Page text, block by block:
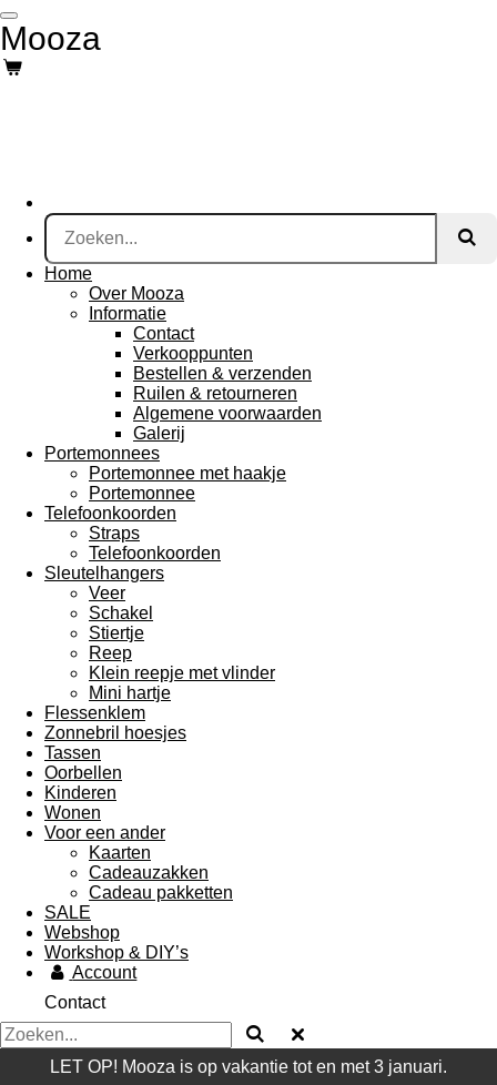
Ga
direct
naar
de
Mooza
Home
Over Mooza
Informatie
Contact
Verkooppunten
Bestellen & verzenden
Ruilen & retourneren
Algemene voorwaarden
Galerij
Portemonnees
Portemonnee met haakje
Portemonnee
Telefoonkoorden
Straps
Telefoonkoorden
Sleutelhangers
Veer
Schakel
Stiertje
Reep
Klein reepje met vlinder
Mini hartje
Flessenklem
Zonnebril hoesjes
Tassen
Oorbellen
Kinderen
Wonen
Voor een ander
Kaarten
Cadeauzakken
Cadeau pakketten
SALE
Webshop
Workshop & DIY’s
Account
Contact
LET OP! Mooza is op vakantie tot en met 3 januari.